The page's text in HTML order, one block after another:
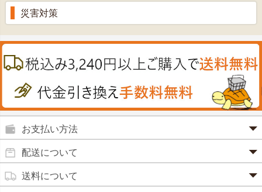
消炎鎮痛剤
肌・皮膚のお薬
絆創膏
うがい薬
殺菌消毒液
鼻炎薬
便秘薬
のりもの酔い
プラセンタ
肝油
鉄
ノコギリヤシ
グルコサミン
田七人参
イチョウ葉
カルシウム
健康ドリンク
のど飴
うどん・そば
喜多方ラーメン
カレー・シチュー
ウオッシュ＆ソープ
入浴剤
災害対策
お支払い方法
クレジットカード(1 回払いのみ)
ご利用いただけます。
配送について
商品は日本郵便にて発送致します。
通常2～4営業日以内に発送致します。 メーカー取り寄せ商
送料について